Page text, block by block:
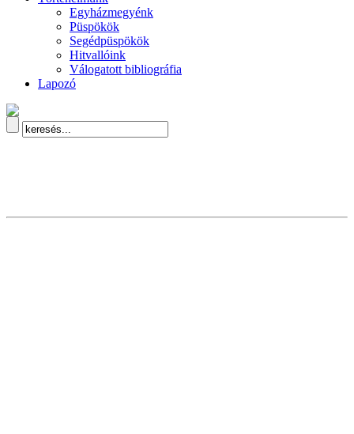
Egyházmegyénk
Püspökök
Segédpüspökök
Hitvallóink
Válogatott bibliográfia
Lapozó